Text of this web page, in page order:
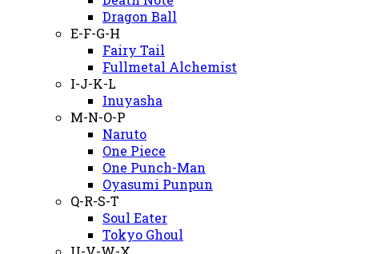
Dragon Ball
E-F-G-H
Fairy Tail
Fullmetal Alchemist
I-J-K-L
Inuyasha
M-N-O-P
Naruto
One Piece
One Punch-Man
Oyasumi Punpun
Q-R-S-T
Soul Eater
Tokyo Ghoul